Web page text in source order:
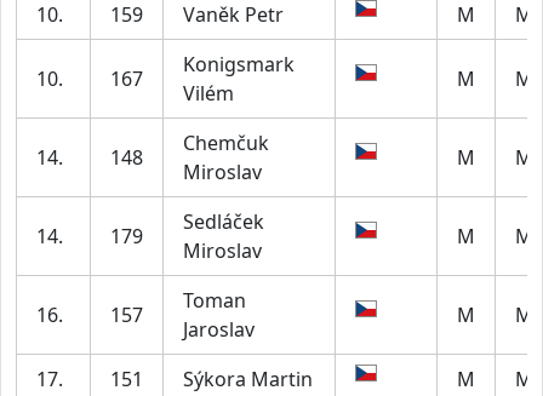
10. 159 Vaněk Petr M
10. 167
Konigsmark
Vilém
M
14. 148
Chemčuk
Miroslav
M
14. 179
Sedláček
Miroslav
M
16. 157
Toman
Jaroslav
M
17. 151 Sýkora Martin M